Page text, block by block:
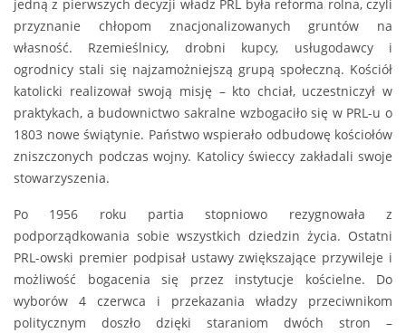
jedną z pierwszych decyzji władz PRL była reforma rolna, czyli
przyznanie chłopom znacjonalizowanych gruntów na
własność. Rzemieślnicy, drobni kupcy, usługodawcy i
ogrodnicy stali się najzamożniejszą grupą społeczną. Kościół
katolicki realizował swoją misję – kto chciał, uczestniczył w
praktykach, a budownictwo sakralne wzbogaciło się w PRL-u o
1803 nowe świątynie. Państwo wspierało odbudowę kościołów
zniszczonych podczas wojny. Katolicy świeccy zakładali swoje
stowarzyszenia.
Po 1956 roku partia stopniowo rezygnowała z
podporządkowania sobie wszystkich dziedzin życia. Ostatni
PRL-owski premier podpisał ustawy zwiększające przywileje i
możliwość bogacenia się przez instytucje kościelne. Do
wyborów 4 czerwca i przekazania władzy przeciwnikom
politycznym doszło dzięki staraniom dwóch stron –